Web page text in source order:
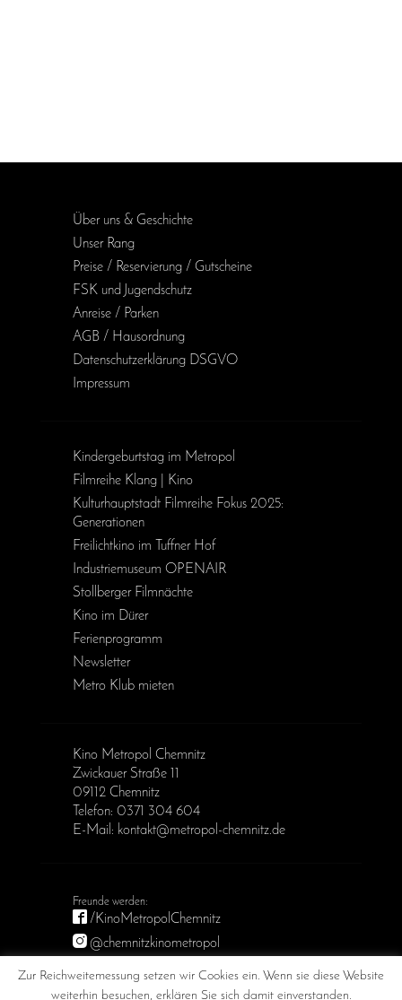
Über uns & Geschichte
Unser Rang
Preise / Reservierung / Gutscheine
FSK und Jugendschutz
Anreise / Parken
AGB / Haus­ordnung
Daten­schutz­erklärung DSGVO
Impressum
Kinder­geburts­tag im Metropol
Filmreihe Klang | Kino
Kulturhauptstadt Filmreihe Fokus 2025:
Generationen
Freilichtkino im Tuffner Hof
Industriemuseum OPENAIR
Stollberger Filmnächte
Kino im Dürer
Ferienprogramm
Newsletter
Metro Klub mieten
Kino Metropol Chemnitz
Zwickauer Straße 11
09112 Chemnitz
Telefon: 0371 304 604
E-Mail: kontakt@metropol-chemnitz.de
/KinoMetropolChemnitz
@chemnitzkinometropol
Zur Reichweitemessung setzen wir Cookies ein. Wenn sie diese Website
weiterhin besuchen, erklären Sie sich damit einverstanden.